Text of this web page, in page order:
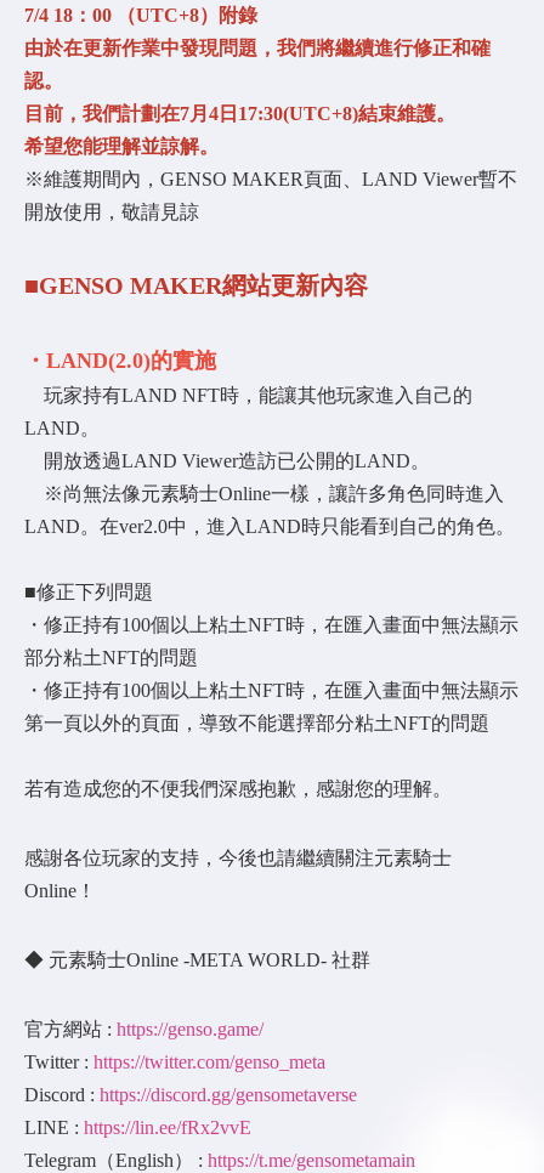
7/4 18：00 （UTC+8）附錄
由於在更新作業中發現問題，我們將繼續進行修正和確
認。
目前，我們計劃在7月4日17:30(UTC+8)結束維護。
希望您能理解並諒解。
※維護期間內，GENSO MAKER頁面、LAND Viewer暫不
開放使用，敬請見諒
■GENSO MAKER網站更新內容
・LAND(2.0)的實施
玩家持有LAND NFT時，能讓其他玩家進入自己的
LAND。
開放透過LAND Viewer造訪已公開的LAND。
※尚無法像元素騎士Online一樣，讓許多角色同時進入
LAND。在ver2.0中，進入LAND時只能看到自己的角色。
■修正下列問題
・修正持有100個以上粘土NFT時，在匯入畫面中無法顯示
部分粘土NFT的問題
・修正持有100個以上粘土NFT時，在匯入畫面中無法顯示
第一頁以外的頁面，導致不能選擇部分粘土NFT的問題
若有造成您的不便我們深感抱歉，感謝您的理解。
感謝各位玩家的支持，今後也請繼續關注元素騎士
Online！
◆ 元素騎士Online -META WORLD- 社群
官方網站 : https://genso.game/
Twitter : https://twitter.com/genso_meta
Discord : https://discord.gg/gensometaverse
LINE : https://lin.ee/fRx2vvE
Telegram（English） : https://t.me/gensometamain